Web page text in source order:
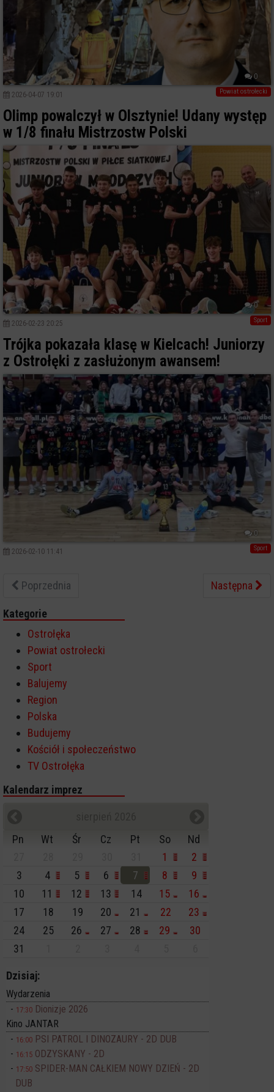
0
Powiat ostrołecki
2026-04-07 19:01
Olimp powalczył w Olsztynie! Udany występ
w 1/8 finału Mistrzostw Polski
0
Sport
2026-02-23 20:25
Trójka pokazała klasę w Kielcach! Juniorzy
z Ostrołęki z zasłużonym awansem!
0
Sport
2026-02-10 11:41
Poprzednia Następna
Kategorie
Ostrołęka
Powiat ostrołecki
Sport
Balujemy
Region
Polska
Budujemy
Kościół i społeczeństwo
TV Ostrołęka
Kalendarz imprez
Pn
Wt Śr Cz Pt So
Nd
1
2
3
4 5 6 7 8
9
10
11 12 13 14 15
16
17
18 19 20 21 22
23
24
25 26 27 28 29
30
31
Dzisiaj:
Wydarzenia
17:30 Dionizje 2026
Kino JANTAR
16:00 PSI PATROL I DINOZAURY - 2D DUB
16:15 ODZYSKANY - 2D
17:50 SPIDER-MAN CAŁKIEM NOWY DZIEŃ - 2D
DUB